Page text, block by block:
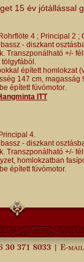
15 év jótállással
4 ; Principal 2 ;
- diszkant
Transzponálható +/-
tölgyfából.
épített homlokzat
147 cm, magasság
épített fúvómotor.
ITT
4.
- diszkant
Transzponálható +/-
homlokzatban
épített fúvómotor.